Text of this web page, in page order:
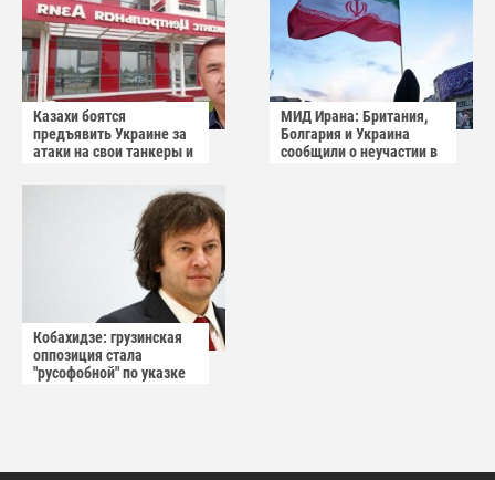
Казахи боятся
предъявить Украине за
атаки на свои танкеры и
Россию
МИД Ирана: Британия,
Болгария и Украина
сообщили о неучастии в
Кобахидзе: грузинская
оппозиция стала
"русофобной" по указке